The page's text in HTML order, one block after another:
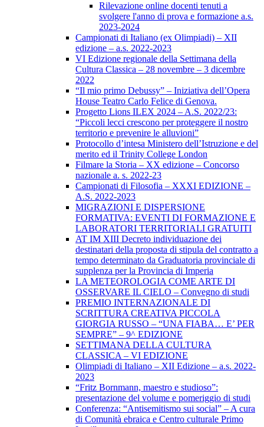
Rilevazione online docenti tenuti a
svolgere l'anno di prova e formazione a.s.
2023-2024
Campionati di Italiano (ex Olimpiadi) – XII
edizione – a.s. 2022-2023
VI Edizione regionale della Settimana della
Cultura Classica – 28 novembre – 3 dicembre
2022
“Il mio primo Debussy” – Iniziativa dell’Opera
House Teatro Carlo Felice di Genova.
Progetto Lions ILEX 2024 – A.S. 2022/23:
“Piccoli lecci crescono per proteggere il nostro
territorio e prevenire le alluvioni”
Protocollo d’intesa Ministero dell’Istruzione e del
merito ed il Trinity College London
Filmare la Storia – XX edizione – Concorso
nazionale a. s. 2022-23
Campionati di Filosofia – XXXI EDIZIONE –
A.S. 2022-2023
MIGRAZIONI E DISPERSIONE
FORMATIVA: EVENTI DI FORMAZIONE E
LABORATORI TERRITORIALI GRATUITI
AT IM XIII Decreto individuazione dei
destinatari della proposta di stipula del contratto a
tempo determinato da Graduatoria provinciale di
supplenza per la Provincia di Imperia
LA METEOROLOGIA COME ARTE DI
OSSERVARE IL CIELO – Convegno di studi
PREMIO INTERNAZIONALE DI
SCRITTURA CREATIVA PICCOLA
GIORGIA RUSSO – “UNA FIABA… E’ PER
SEMPRE” – 9^ EDIZIONE
SETTIMANA DELLA CULTURA
CLASSICA – VI EDIZIONE
Olimpiadi di Italiano – XII Edizione – a.s. 2022-
2023
“Fritz Bornmann, maestro e studioso”:
presentazione del volume e pomeriggio di studi
Conferenza: “Antisemitismo sui social” – A cura
di Comunità ebraica e Centro culturale Primo